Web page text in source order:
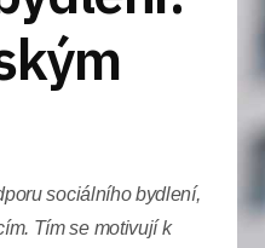
sociálního bydlení,
Tím se motivují k